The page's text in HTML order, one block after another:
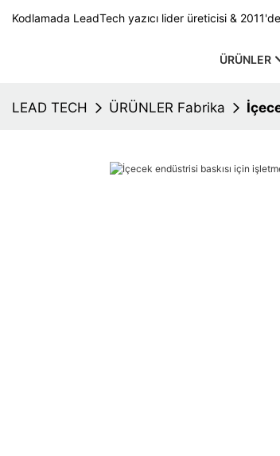
Kodlamada LeadTech yazıcı lider üreticisi &
ÜRÜNLER
LEAD TECH ÜRÜNLER Fabrika